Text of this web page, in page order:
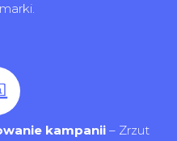
kampanii– Zrzut